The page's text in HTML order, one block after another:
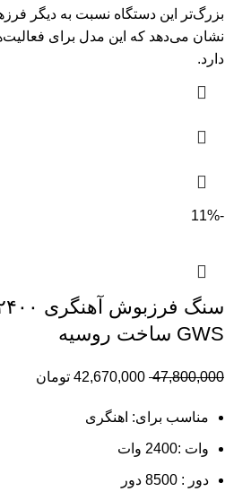
بزرگ‌تر این دستگاه نسبت به دیگر
نشان می‌دهد که این مدل برای
دارد.
-11%
GWS ساخت روسیه
47,800,000
42,670,000 تومان
مناسب برای: اهنگری
وات :2400 وات
دور : 8500 دور